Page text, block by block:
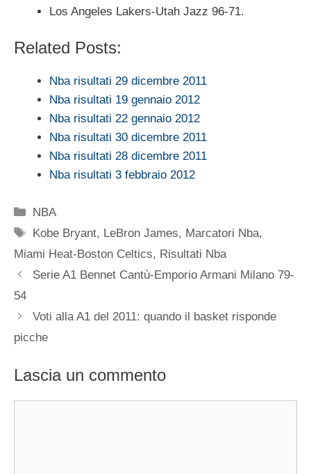
Los Angeles Lakers-Utah Jazz 96-71.
Related Posts:
Nba risultati 29 dicembre 2011
Nba risultati 19 gennaio 2012
Nba risultati 22 gennaio 2012
Nba risultati 30 dicembre 2011
Nba risultati 28 dicembre 2011
Nba risultati 3 febbraio 2012
Categorie
NBA
Tag
Kobe Bryant, LeBron James, Marcatori Nba,
Miami Heat-Boston Celtics, Risultati Nba
Serie A1 Bennet Cantù-Emporio Armani Milano 79-
54
Voti alla A1 del 2011: quando il basket risponde
picche
Lascia un commento